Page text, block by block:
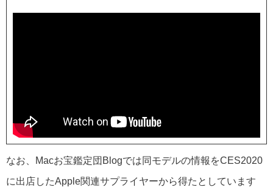
なお、Macお宝鑑定団Blogでは同モデルの情報をCES2020
に出店したApple関連サプライヤーから得たとしています